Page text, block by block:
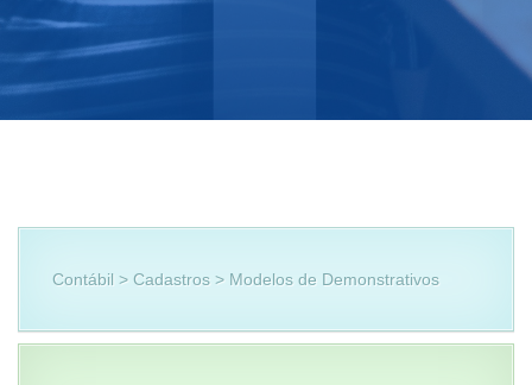
Contábil > Cadastros > Modelos de Demonstrativos